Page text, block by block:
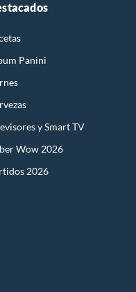
Panini
y Smart TV
Wow 2026
2026